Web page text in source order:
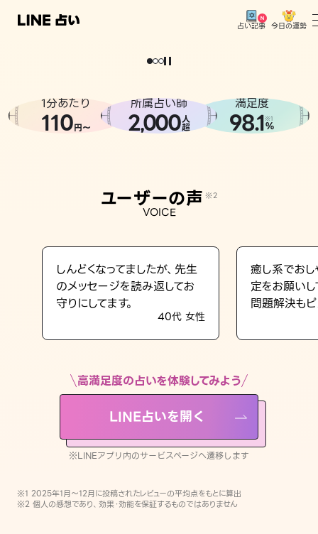
占い記事 今日の運勢
相談事例
LINE占いを開く
※LINEアプリ内のサービスページへ遷移します
どうせなら
。
1分あたり
110円〜
所属占い師
2,000人
超
満足度
98.1※1
%
ユーザーの声 ※2
VOICE
しんどくなってましたが、先生
のメッセージを読み返してお
守りにしてます。
40代 女性
癒し系でおし
定をお願い
問題解決もピ
高満足度の占いを体験してみよう
LINE占いを開く
※LINEアプリ内のサービスページへ遷移します
※1 2025年1月〜12月に投稿されたレビューの平均点をもとに算出
※2 個人の感想であり、効果・効能を保証するものではありません